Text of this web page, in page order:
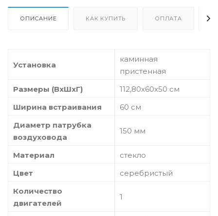
ОПИСАНИЕ КАК КУПИТЬ ОПЛАТА
Установка
каминная
пристенная
Размеры (ВхШхГ)
112,80х60х50 см
Ширина встраивания
60 см
Диаметр патрубка
воздуховода
150 мм
Материал
стекло
Цвет
серебристый
Количество
двигателей
1